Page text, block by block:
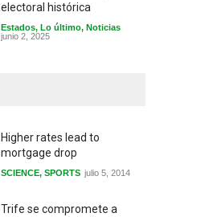
electoral histórica
Estados, Lo último, Noticias
junio 2, 2025
Higher rates lead to
mortgage drop
SCIENCE, SPORTS julio 5, 2014
Trife se compromete a